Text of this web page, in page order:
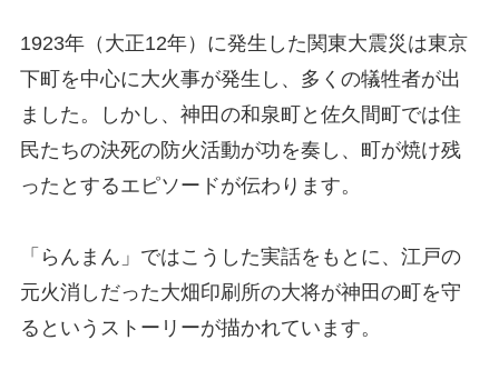
1923年（大正12年）に発生した関東大震災は東京
下町を中心に大火事が発生し、多くの犠牲者が出
ました。しかし、神田の和泉町と佐久間町では住
民たちの決死の防火活動が功を奏し、町が焼け残
ったとするエピソードが伝わります。
「らんまん」ではこうした実話をもとに、江戸の
元火消しだった大畑印刷所の大将が神田の町を守
るというストーリーが描かれています。